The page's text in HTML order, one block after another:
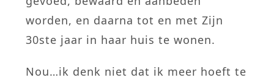
worden, en daarna tot en met Zijn
30ste jaar in haar huis te wonen.
Nou…ik denk niet dat ik meer hoeft te